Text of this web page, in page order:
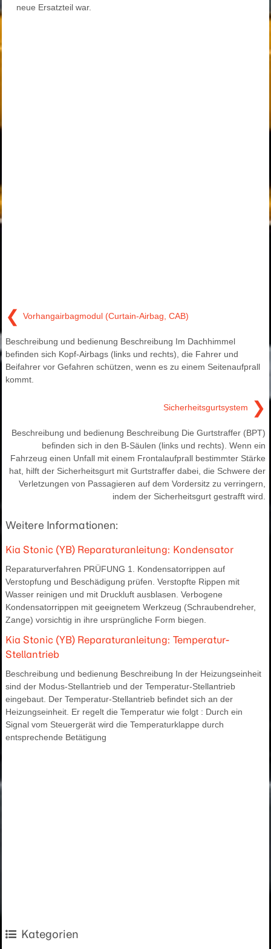
neue Ersatzteil war.
❮ Vorhangairbagmodul (Curtain-Airbag, CAB)
Beschreibung und bedienung Beschreibung Im Dachhimmel
befinden sich Kopf-Airbags (links und rechts), die Fahrer und
Beifahrer vor Gefahren schützen, wenn es zu einem Seitenaufprall
kommt.
Sicherheitsgurtsystem ❯
Beschreibung und bedienung Beschreibung Die Gurtstraffer (BPT)
befinden sich in den B-Säulen (links und rechts). Wenn ein
Fahrzeug einen Unfall mit einem Frontalaufprall bestimmter Stärke
hat, hilft der Sicherheitsgurt mit Gurtstraffer dabei, die Schwere der
Verletzungen von Passagieren auf dem Vordersitz zu verringern,
indem der Sicherheitsgurt gestrafft wird.
Weitere Informationen:
Kia Stonic (YB) Reparaturanleitung: Kondensator
Reparaturverfahren PRÜFUNG 1. Kondensatorrippen auf
Verstopfung und Beschädigung prüfen. Verstopfte Rippen mit
Wasser reinigen und mit Druckluft ausblasen. Verbogene
Kondensatorrippen mit geeignetem Werkzeug (Schraubendreher,
Zange) vorsichtig in ihre ursprüngliche Form biegen.
Kia Stonic (YB) Reparaturanleitung: Temperatur-
Stellantrieb
Beschreibung und bedienung Beschreibung In der Heizungseinheit
sind der Modus-Stellantrieb und der Temperatur-Stellantrieb
eingebaut. Der Temperatur-Stellantrieb befindet sich an der
Heizungseinheit. Er regelt die Temperatur wie folgt : Durch ein
Signal vom Steuergerät wird die Temperaturklappe durch
entsprechende Betätigung
Kategorien